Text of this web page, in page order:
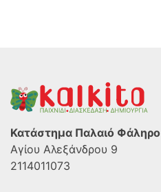
Κατάστημα Παλαιό Φάληρο
Αγίου Αλεξάνδρου 9
2114011073